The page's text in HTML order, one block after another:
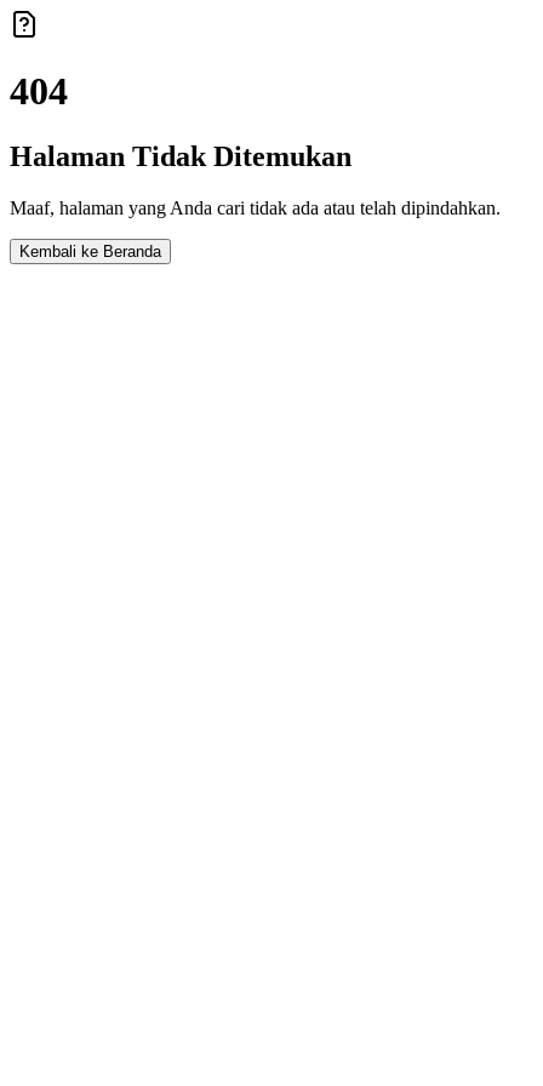
404
Halaman Tidak Ditemukan
Maaf, halaman yang Anda cari tidak ada atau telah dipindahkan.
Kembali ke Beranda